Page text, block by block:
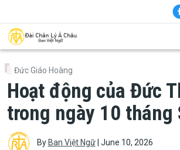
Đức Giáo Hoàng
Hoạt động của Đức
trong ngày 10 tháng
By Ban Việt Ngữ| June 10, 2026